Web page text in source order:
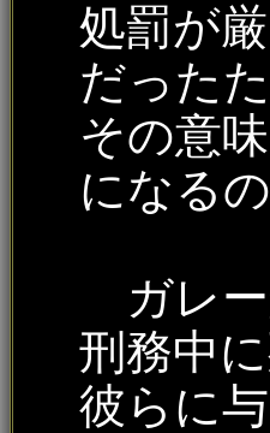
処罰が
だった
その意
になる
ガレー
刑務中
彼らに